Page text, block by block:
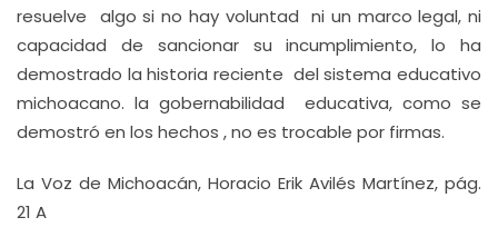
resuelve algo si no hay voluntad ni un marco legal, ni
capacidad de sancionar su incumplimiento, lo ha
demostrado la historia reciente del sistema educativo
michoacano. la gobernabilidad educativa, como se
demostró en los hechos , no es trocable por firmas.
La Voz de Michoacán, Horacio Erik Avilés Martínez, pág.
21 A